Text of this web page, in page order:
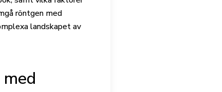
röntgen med
landskapet av